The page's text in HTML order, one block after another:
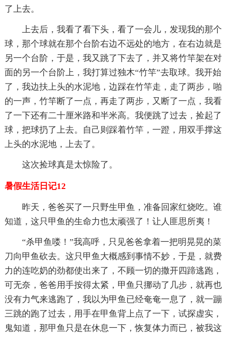
了上去。
上去后，我看了看下头，看了一会儿，发现我的那个
球，那个球就在那个台阶右边不远处的地方，在右边就是
另一个台阶，于是，我又跳了下去了，并又将竹竿架在对
面的另一个台阶上，我打算过独木“竹竿”去取球。我开始
了，我边扶上头的水泥地，边踩在竹竿走，走了两步，啪
的一声，竹竿断了一点，再走了两步，又断了一点，我看
了一下还有二十厘米路和半米高。我便跳了过去，捡起了
球，把球扔了上去。自己则踩着竹竿，一蹬，用双手撑这
上头的水泥地，上去了。
这次捡球真是太惊险了。
暑假生活日记12
昨天，爸爸买了一只野生甲鱼，准备回家红烧吃。谁
知道，这只甲鱼的生命力也太顽强了！让人匪思所夷！
“杀甲鱼喽！”我高呼，只见爸爸拿着一把明晃晃的菜
刀向甲鱼砍去。这只甲鱼大概感到事情不妙，于是，就费
力的连吃奶的劲都使出来了，不顾一切的撒开四蹄逃跑，
可无奈，爸爸用手按得太紧，甲鱼只挪动了几步，就再也
没有力气来逃跑了，我以为甲鱼已经奄奄一息了，就一蹦
三跳的跑了过去，用手在甲鱼背上点了一下，试探虚实，
鬼知道，那甲鱼只是在休息一下，恢复体力而已，被我这